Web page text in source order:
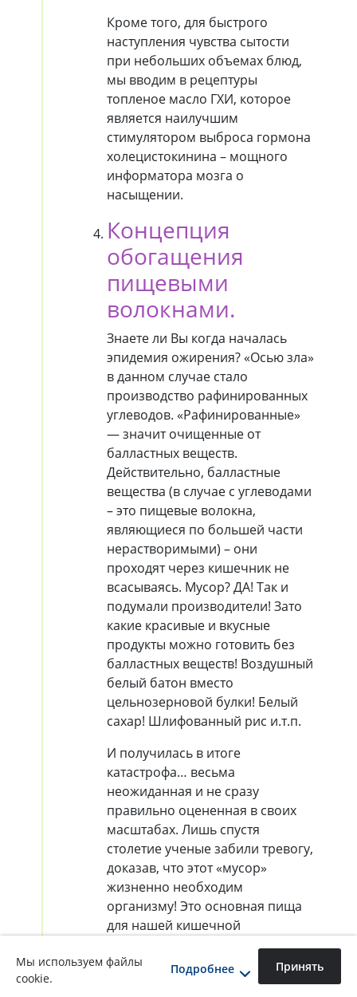
Кроме того, для быстрого
наступления чувства сытости
при небольших объемах блюд,
мы вводим в рецептуры
топленое масло ГХИ, которое
является наилучшим
стимулятором выброса гормона
холецистокинина – мощного
информатора мозга о
насыщении.
Концепция
обогащения
пищевыми
волокнами.
Знаете ли Вы когда началась
эпидемия ожирения? «Осью зла»
в данном случае стало
производство рафинированных
углеводов. «Рафинированные»
— значит очищенные от
балластных веществ.
Действительно, балластные
вещества (в случае с углеводами
– это пищевые волокна,
являющиеся по большей части
нерастворимыми) – они
проходят через кишечник не
всасываясь. Мусор? ДА! Так и
подумали производители! Зато
какие красивые и вкусные
продукты можно готовить без
балластных веществ! Воздушный
белый батон вместо
цельнозерновой булки! Белый
сахар! Шлифованный рис и.т.п.
И получилась в итоге
катастрофа… весьма
неожиданная и не сразу
правильно оцененная в своих
масштабах. Лишь спустя
столетие ученые забили тревогу,
доказав, что этот «мусор»
жизненно необходим
организму! Это основная пища
для нашей кишечной
рафинированными продуктами,
человек лишает свою кишечную
Мы используем файлы
cookie.
Подробнее Принять